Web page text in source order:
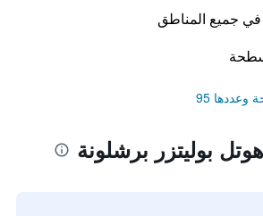
جميع المناطق
95
بوليتزر برشلونة